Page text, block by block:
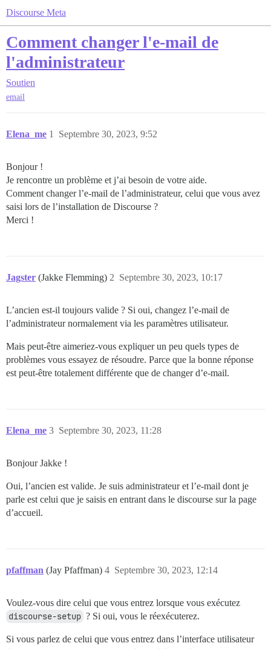
Discourse Meta
Comment changer l'e-mail de
l'administrateur
Soutien
email
Elena_me Septembre 30, 2023, 9:52
1
Bonjour !
Je rencontre un problème et j’ai besoin de votre aide.
Comment changer l’e-mail de l’administrateur, celui que vous avez
saisi lors de l’installation de Discourse ?
Merci !
Jagster (Jakke Flemming) Septembre 30, 2023, 10:17
2
L’ancien est-il toujours valide ? Si oui, changez l’e-mail de
l’administrateur normalement via les paramètres utilisateur.
Mais peut-être aimeriez-vous expliquer un peu quels types de
problèmes vous essayez de résoudre. Parce que la bonne réponse
est peut-être totalement différente que de changer d’e-mail.
Elena_me Septembre 30, 2023, 11:28
3
Bonjour Jakke !
Oui, l’ancien est valide. Je suis administrateur et l’e-mail dont je
parle est celui que je saisis en entrant dans le discourse sur la page
d’accueil.
pfaffman (Jay Pfaffman) Septembre 30, 2023, 12:14
4
Voulez-vous dire celui que vous entrez lorsque vous exécutez
discourse-setup ? Si oui, vous le réexécuterez.
Si vous parlez de celui que vous entrez dans l’interface utilisateur